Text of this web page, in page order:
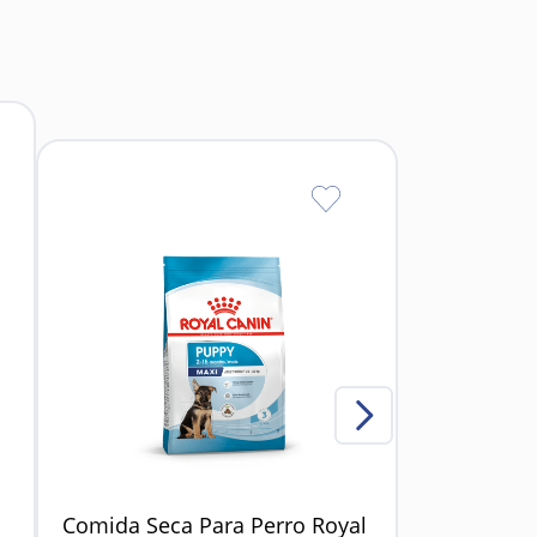
vera, té verde, romero, glucosamina,
Comida Seca Para Perro Royal